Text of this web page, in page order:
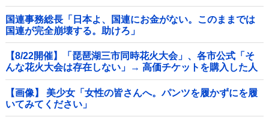
国連事務総長「日本よ、国連にお金がない。このままでは
国連が完全崩壊する。助けろ」
【8/22開催】「琵琶湖三市同時花火大会」、各市公式「そ
んな花火大会は存在しない」→ 高価チケットを購入した人
達がSNS阿鼻叫喚他
【画像】 美少女「女性の皆さんへ。パンツを履かずにを履
いてみてください」